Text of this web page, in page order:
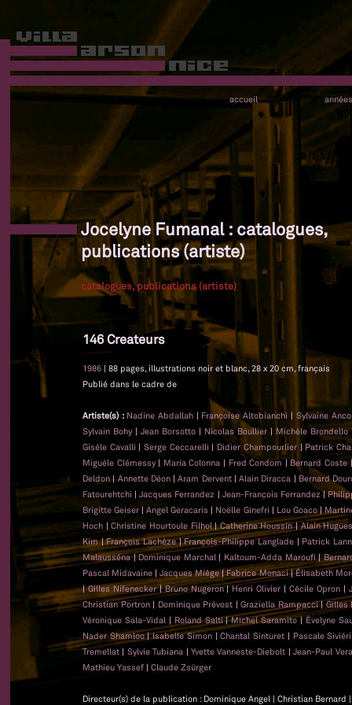
accueil années
Jocelyne Fumanal : catalogues,
publications (artiste)
catalogues, publications (artiste)
146 Createurs
1986 | 88 pages, illustrations noir et blanc, 28 x 20 cm, français
Publié dans le cadre de
Artiste(s) : Nadine Abdallah| Françoise Altobianchi |Sylvaine
Sylvain Bohy| Jean Borsotto | Nicolas Boullier | Michèle Brondello
Gisèle Cavalli |Serge Ceccarelli | Didier Champourlier| Patrick
Miguèle Clémessy| Maria Colonna | Fred Condom|Bernard Coste
Deldon|Annette Déon|Aram Dervent|Alain Diracca | Bernard
Fatourehtchi |Jacques Ferrandez | Jean-François Ferrandez|
Brigitte Geiser|Angel Geracaris | Noëlle Ginefri | Lou Goaco|
Hoch |Christine Hourtoule Filhol|Catherine Houssin|Alain
Kim|François Lachéze|François-Philippe Langlade| Patrick
Malausséna|Dominique Marchal | Kaltoum-Adda Maroufi|
Pascal Midavaine |Jacques Miège|Fabrice Monaci|Élisabeth
|Gilles Nifenecker|Bruno Nugeron|Henri Olivier |Cécile Opron|
Christian Portron| Dominique Prévost |Graziella Rampacci|Gilles
Véronique Sala-Vidal | Roland Salti|Michel Saramito|Évelyne
Nader Shamloo|Isabelle Simon|Chantal Sinturet | Pascale Siviéri
Tremellat | Sylvie Tubiana | Yvette Vanneste-Diebolt |Jean-Paul
Mathieu Yassef | Claude Zsürger
Directeur(s) de la publication : Dominique Angel | Christian